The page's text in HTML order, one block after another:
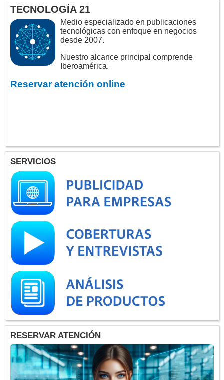
TECNOLOGÍA 21
Medio especializado en publicaciones
tecnológicas con enfoque en negocios
desde 2007.
Nuestro alcance principal comprende
Iberoamérica.
Reservar atención online
SERVICIOS
RESERVAR ATENCIÓN